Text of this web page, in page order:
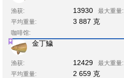
渔获: 13930 最大重量:
平均重量: 3 887 克
咖啡馆:
金丁鱥
渔获: 12429 最大重量:
平均重量: 2 659 克